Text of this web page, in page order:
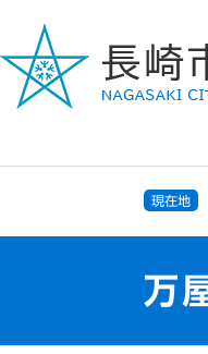
ジ
で
ュ
ば
現在地
万